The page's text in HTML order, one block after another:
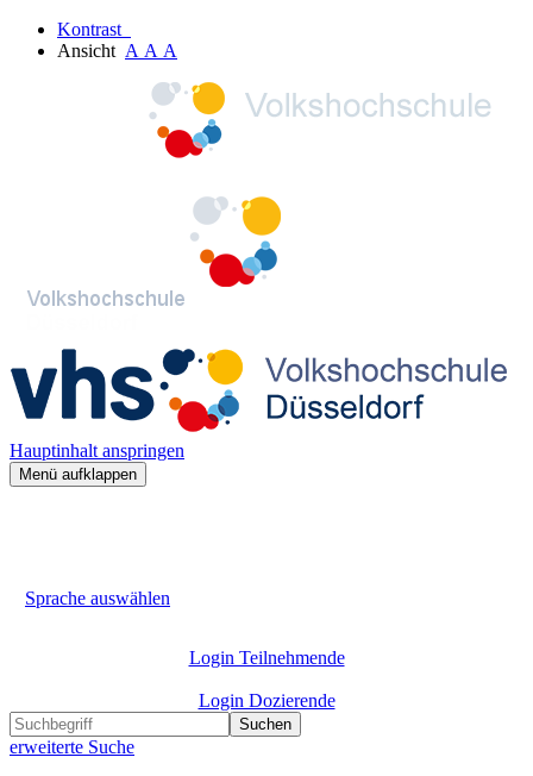
Kontrast
Ansicht A A A
Hauptinhalt anspringen
Menü aufklappen
Sprache auswählen
Login Teilnehmende
Login Dozierende
Suchen
erweiterte Suche